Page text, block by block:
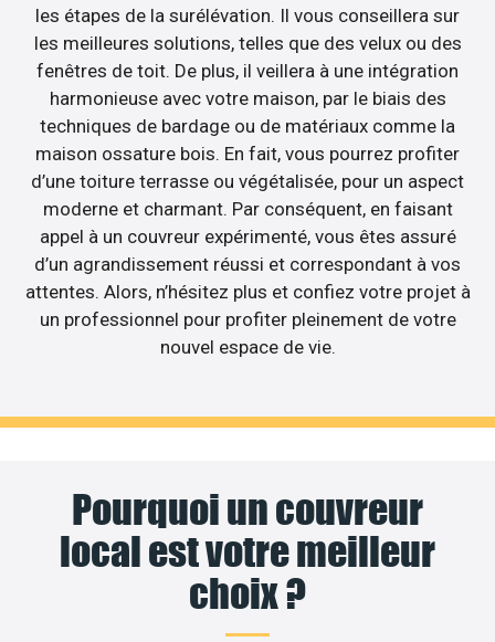
les étapes de la surélévation. Il vous conseillera sur
les meilleures solutions, telles que des velux ou des
fenêtres de toit. De plus, il veillera à une intégration
harmonieuse avec votre maison, par le biais des
techniques de bardage ou de matériaux comme la
maison ossature bois. En fait, vous pourrez profiter
d’une toiture terrasse ou végétalisée, pour un aspect
moderne et charmant. Par conséquent, en faisant
appel à un couvreur expérimenté, vous êtes assuré
d’un agrandissement réussi et correspondant à vos
attentes. Alors, n’hésitez plus et confiez votre projet à
un professionnel pour profiter pleinement de votre
nouvel espace de vie.
Pourquoi un couvreur
local est votre meilleur
choix ?